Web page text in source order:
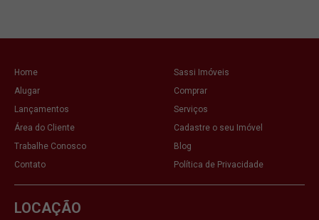
Home
Sassi Imóveis
Alugar
Comprar
Lançamentos
Serviços
Área do Cliente
Cadastre o seu Imóvel
Trabalhe Conosco
Blog
Contato
Política de Privacidade
LOCAÇÃO